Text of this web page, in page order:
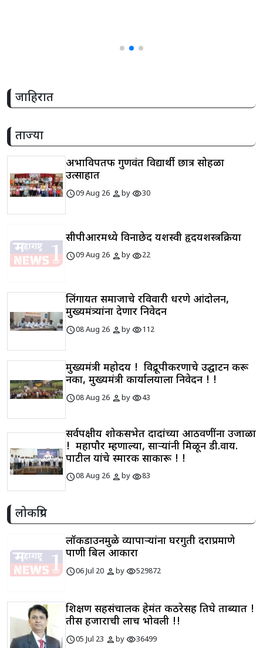
जाहिरात
ताज्या
अभाविपतर्फे गुणवंत विद्यार्थी छात्र सोहळा
उत्साहात
schedule09 Aug 26 personbyvisibility30
सीपीआरमध्ये विनाछेद यशस्वी हृदयशस्त्रक्रिया
schedule09 Aug 26 personbyvisibility22
लिंगायत समाजाचे रविवारी धरणे आंदोलन,
मुख्यमंत्र्यांना देणार निवेदन
schedule08 Aug 26 personbyvisibility112
मुख्यमंत्री महोदय ! विद्रूपीकरणाचे उद्घाटन करू
नका, मुख्यमंत्री कार्यालयाला निवेदन ! !
schedule08 Aug 26 personbyvisibility43
सर्वपक्षीय शोकसभेत दादांच्या आठवणींना उजाळा
! महापौर म्हणाल्या, साऱ्यांनी मिळून डी.वाय.
पाटील यांचे स्मारक साकारू ! !
schedule08 Aug 26 personbyvisibility83
लोकप्रिय
लॉकडाउनमुळे व्यापाऱ्यांना घरगुती दराप्रमाणे
पाणी बिल आकारा
schedule06 Jul 20 personbyvisibility529872
शिक्षण सहसंचालक हेमंत कठरेसह तिघे ताब्यात !
तीस हजाराची लाच भोवली !!
schedule05 Jul 23 personbyvisibility36499